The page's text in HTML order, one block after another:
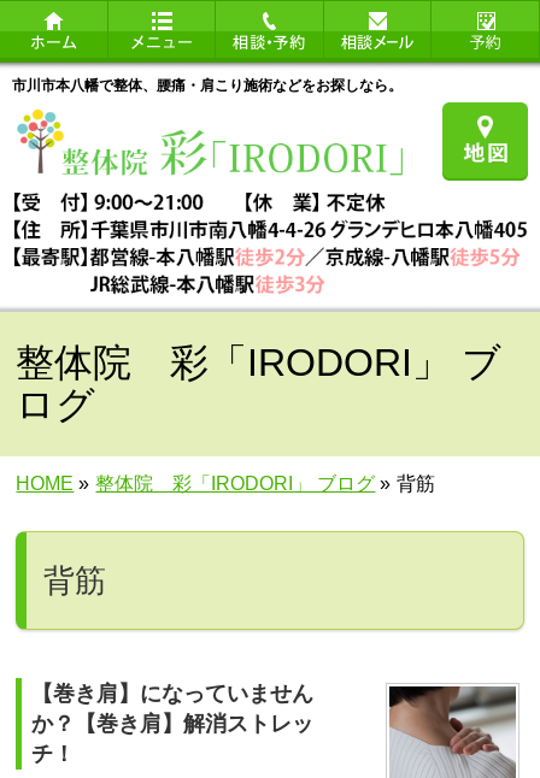
市川市本八幡で整体、腰痛・肩こり施術などをお探しなら。
整体院 彩「IRODORI」 ブ
ログ
HOME » 整体院 彩「IRODORI」 ブログ » 背筋
背筋
【巻き肩】になっていません
か？【巻き肩】解消ストレッ
チ！